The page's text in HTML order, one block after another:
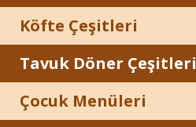
Köfte Çeşitleri
Tavuk Döner Çeşitleri
Çocuk Menüleri